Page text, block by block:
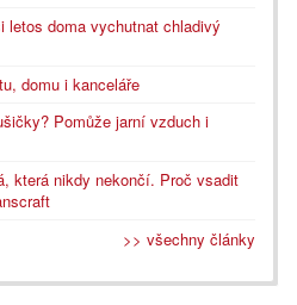
letos doma vychutnat chladivý
domu i kanceláře
Pomůže jarní vzduch i
která nikdy nekončí. Proč vsadit
>> všechny články